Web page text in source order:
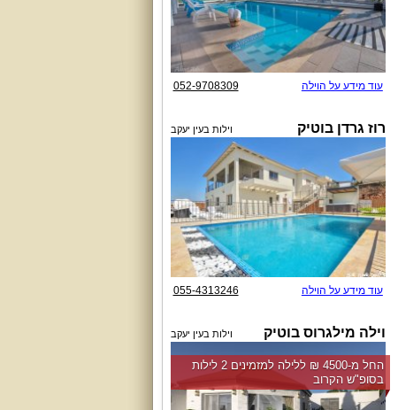
עוד מידע על הוילה 052-9708309
רוז גרדן בוטיק וילות בעין יעקב
עוד מידע על הוילה 055-4313246
וילה מילגרוס בוטיק וילות בעין יעקב
החל מ-‏4500 ₪ ללילה למזמינים 2 לילות
בסופ"ש הקרוב